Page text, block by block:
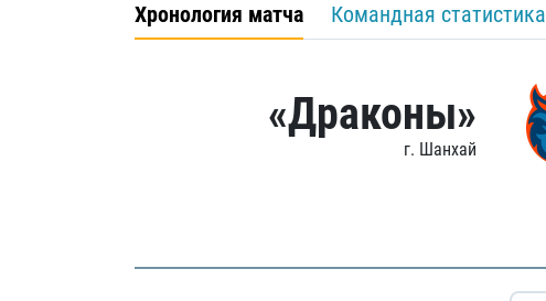
Хронология матча Командная статистика
«Драконы»
г. Шанхай